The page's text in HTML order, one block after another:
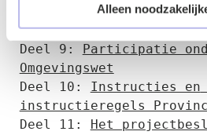
Alleen
Vergunningvrij
Omgevingswet
Deel 9: Participatie
Omgevingswet
Deel 10: Instructies en
instructieregels
Deel 11: Het